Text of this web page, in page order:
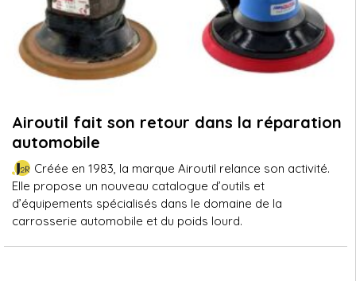
Airoutil fait son retour dans la réparation
automobile
Créée en 1983, la marque Airoutil relance son activité.
Elle propose un nouveau catalogue d’outils et
d’équipements spécialisés dans le domaine de la
carrosserie automobile et du poids lourd.